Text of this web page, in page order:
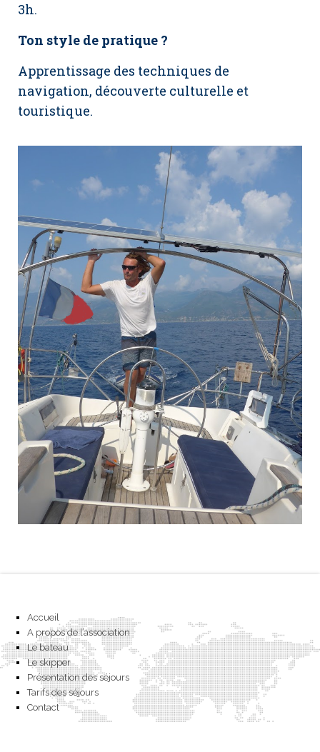
3h.
Ton style de pratique ?
Apprentissage des techniques de
navigation, découverte culturelle et
touristique.
Accueil
A propos de l’association
Le bateau
Le skipper
Présentation des séjours
Tarifs des séjours
Contact